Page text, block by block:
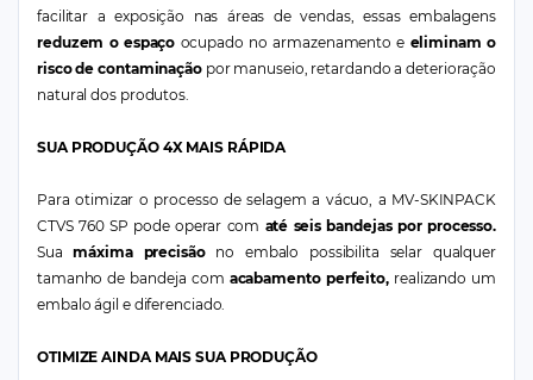
facilitar a exposição nas áreas de vendas, essas embalagens
reduzem o espaço ocupado no armazenamento e eliminam o
risco de contaminaçãopor manuseio, retardando a deterioração
natural dos produtos.
SUA PRODUÇÃO 4X MAIS RÁPIDA
Para otimizar o processo de selagem a vácuo, a MV-SKINPACK
CTVS 760 SP pode operar com até seis bandejas por processo.
Suamáxima precisãono embalo possibilita selar qualquer
tamanho de bandeja com acabamento perfeito,realizando um
embalo ágil e diferenciado.
OTIMIZE AINDA MAIS SUA PRODUÇÃO